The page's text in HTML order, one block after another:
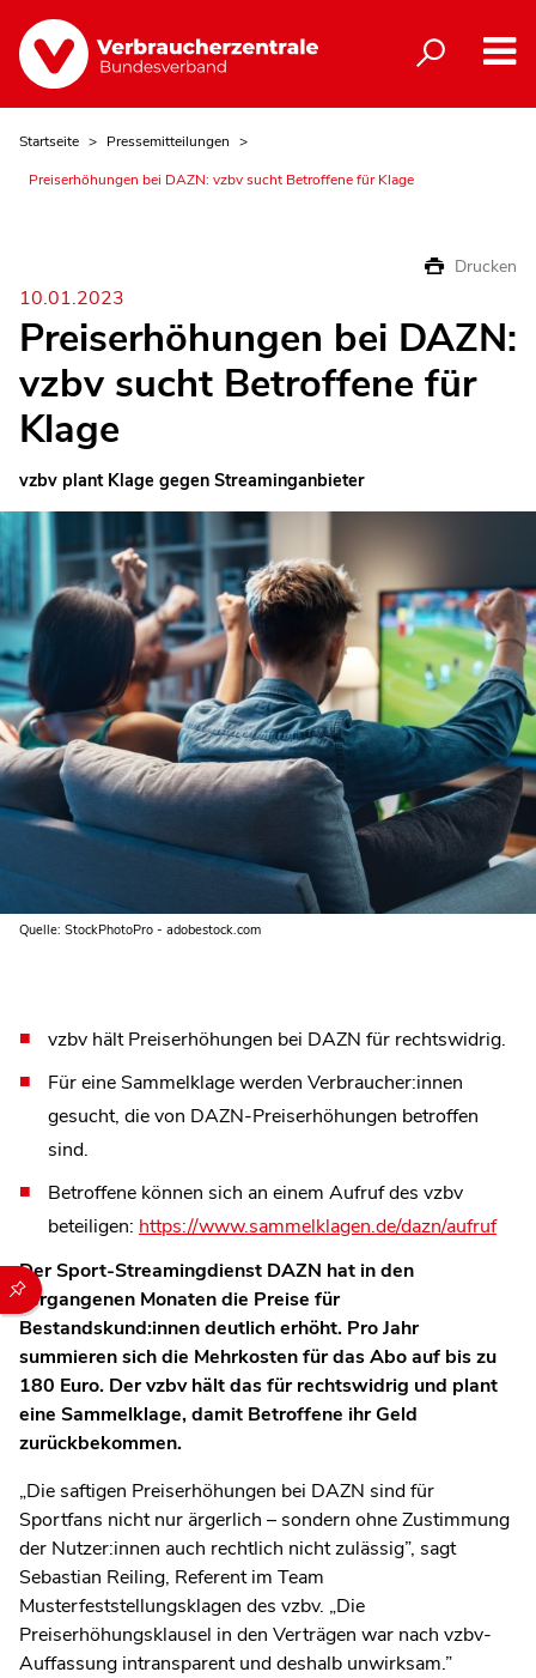
Durch die folgenden Buttons können Sie direkt auf einen
Startseite
Pressemitteilungen
Preiserhöhungen bei DAZN: vzbv sucht Betroffene für Klage
Drucken
10.01.2023
Preiserhöhungen bei DAZN:
vzbv sucht Betroffene für
Klage
vzbv plant Klage gegen Streaminganbieter
Quelle: StockPhotoPro - adobestock.com
vzbv hält Preiserhöhungen bei DAZN für rechtswidrig.
Für eine Sammelklage werden Verbraucher:innen
gesucht, die von DAZN-Preiserhöhungen betroffen
sind.
Betroffene können sich an einem Aufruf des vzbv
beteiligen: https://www.sammelklagen.de/dazn/aufruf
Der Sport-Streamingdienst DAZN hat in den
vergangenen Monaten die Preise für
Bestandskund:innen deutlich erhöht. Pro Jahr
summieren sich die Mehrkosten für das Abo auf bis zu
180 Euro. Der vzbv hält das für rechtswidrig und plant
eine Sammelklage, damit Betroffene ihr Geld
zurückbekommen.
„Die saftigen Preiserhöhungen bei DAZN sind für
Sportfans nicht nur ärgerlich – sondern ohne Zustimmung
der Nutzer:innen auch rechtlich nicht zulässig”, sagt
Sebastian Reiling, Referent im Team
Musterfeststellungsklagen des vzbv. „Die
Preiserhöhungsklausel in den Verträgen war nach vzbv-
Auffassung intransparent und deshalb unwirksam.”